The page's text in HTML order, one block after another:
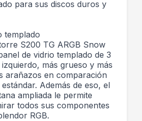
para sus discos duros y
templado
S200 TG ARGB Snow
de vidrio templado de 3
más grueso y más
arañazos en comparación
Además de eso, el
ampliada le permite
todos sus componentes
RGB.